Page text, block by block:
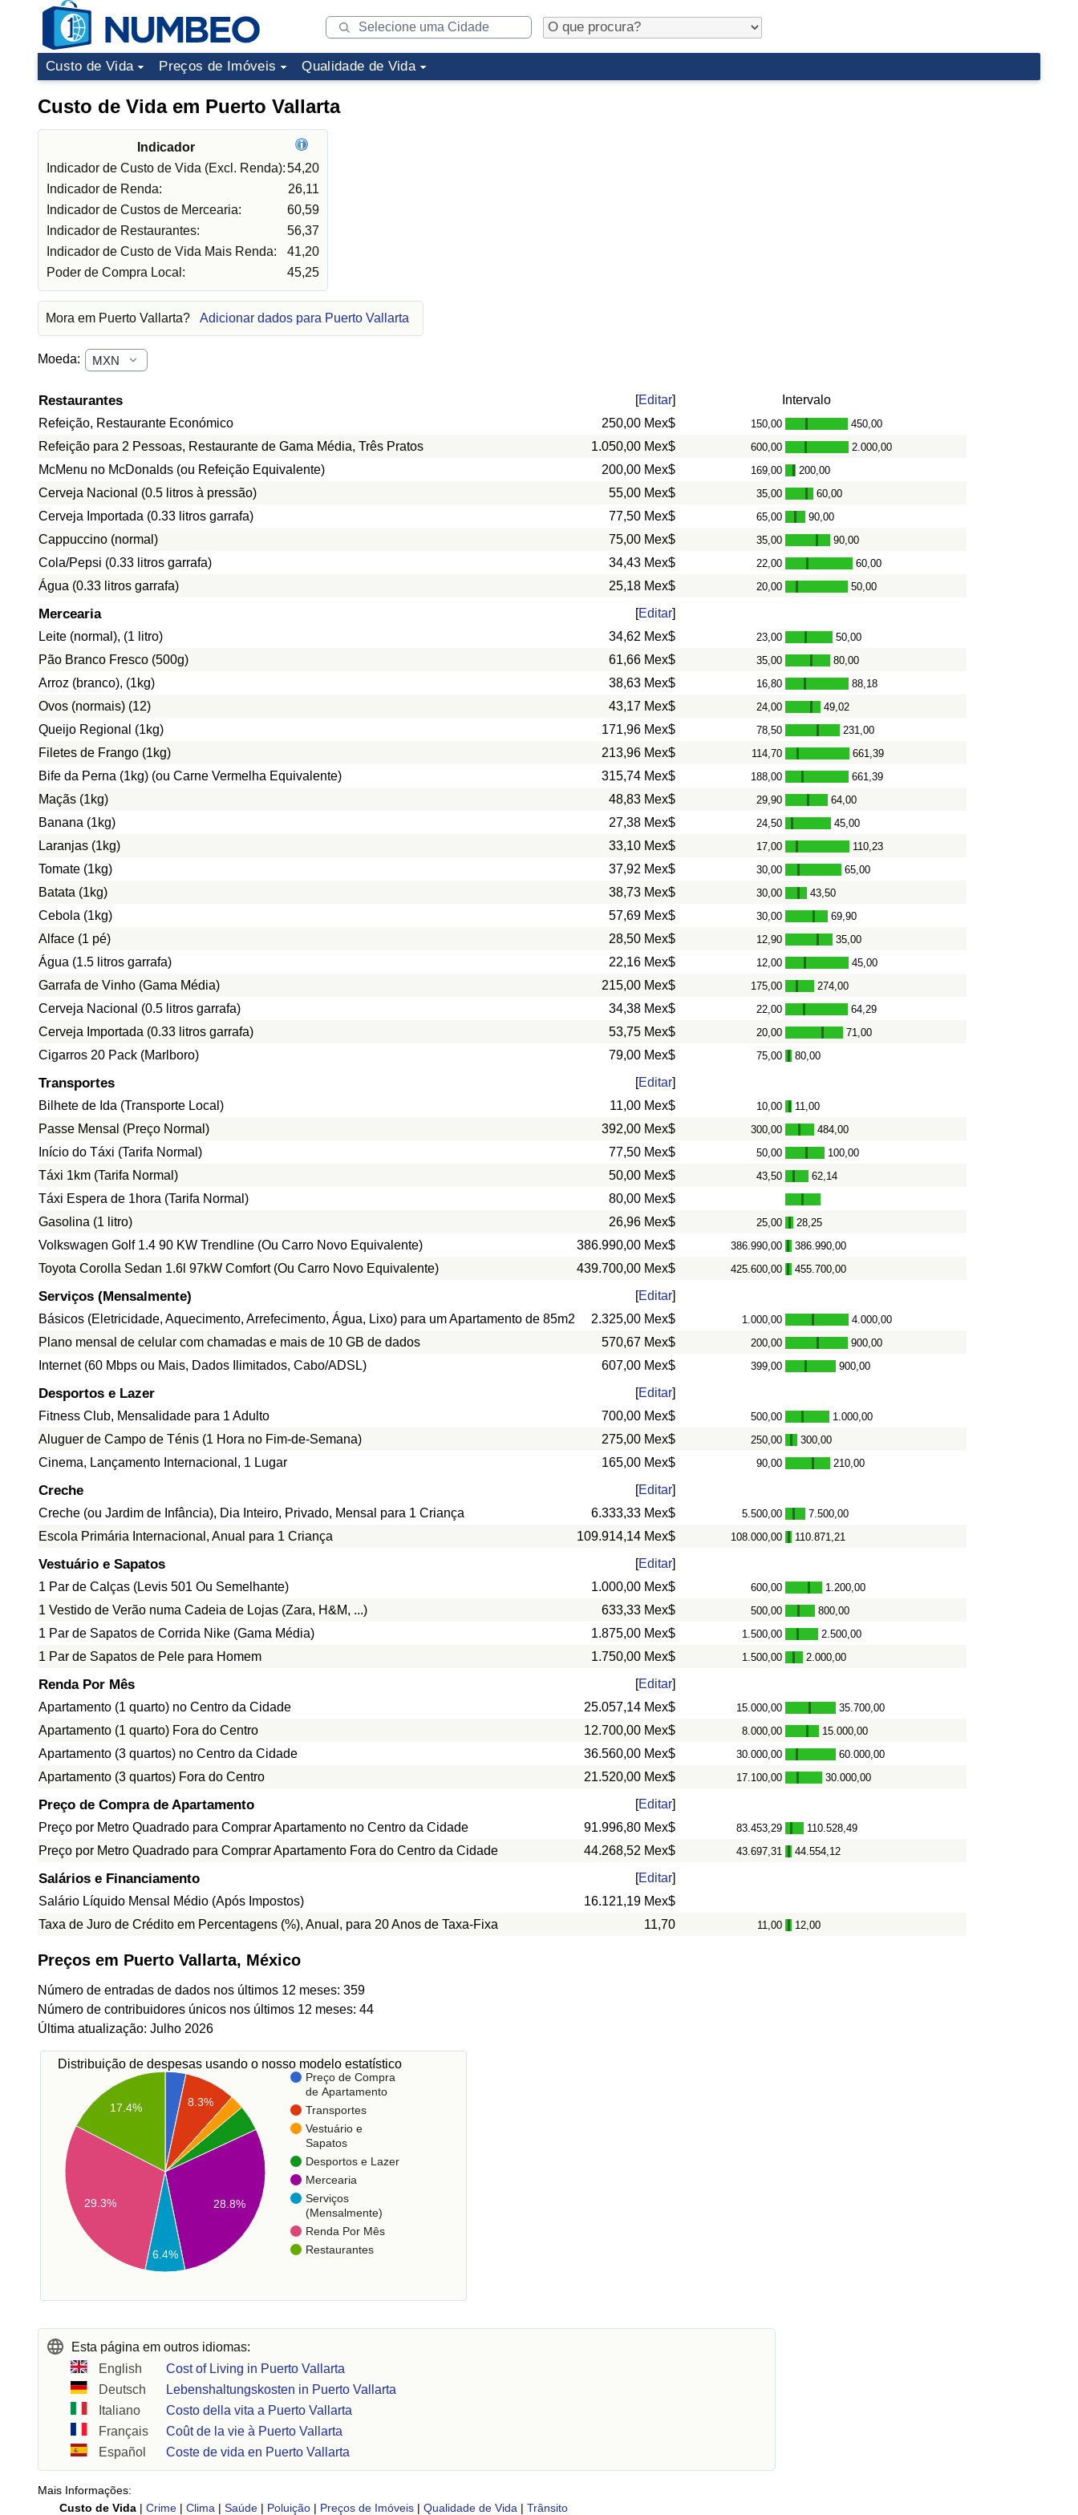
Custo de Vida Preços de Imóveis Qualidade de Vida
Custo de Vida em Puerto Vallarta
Indicador
Indicador de Custo de Vida (Excl. Renda):54,20
Indicador de Renda:
26,11
Indicador de Custos de Mercearia:
60,59
Indicador de Restaurantes:
56,37
Indicador de Custo de Vida Mais Renda:
41,20
Poder de Compra Local:
45,25
Mora em Puerto Vallarta? Adicionar dados para Puerto Vallarta
Moeda:
Restaurantes [Editar]
Intervalo
Refeição, Restaurante Económico
250,00 Mex$ 150,00 - 450,00
Refeição para 2 Pessoas, Restaurante de Gama Média, Três Pratos 1.050,00 Mex$ 600,00 - 2.000,00
McMenu no McDonalds (ou Refeição Equivalente) 200,00 Mex$ 169,00 - 200,00
Cerveja Nacional (0.5 litros à pressão) 55,00 Mex$ 35,00 - 60,00
Cerveja Importada (0.33 litros garrafa) 77,50 Mex$ 65,00 - 90,00
Cappuccino (normal) 75,00 Mex$ 35,00 - 90,00
Cola/Pepsi (0.33 litros garrafa) 34,43 Mex$ 22,00 - 60,00
Água (0.33 litros garrafa) 25,18 Mex$ 20,00 - 50,00
Mercearia [Editar]
Leite (normal), (1 litro)
34,62 Mex$ 23,00 - 50,00
Pão Branco Fresco (500g) 61,66 Mex$ 35,00 - 80,00
Arroz (branco), (1kg) 38,63 Mex$ 16,80 - 88,18
Ovos (normais) (12) 43,17 Mex$ 24,00 - 49,02
Queijo Regional (1kg) 171,96 Mex$ 78,50 - 231,00
Filetes de Frango (1kg) 213,96 Mex$ 114,70 - 661,39
Bife da Perna (1kg) (ou Carne Vermelha Equivalente) 315,74 Mex$ 188,00 - 661,39
Maçãs (1kg) 48,83 Mex$ 29,90 - 64,00
Banana (1kg) 27,38 Mex$ 24,50 - 45,00
Laranjas (1kg) 33,10 Mex$ 17,00 - 110,23
Tomate (1kg) 37,92 Mex$ 30,00 - 65,00
Batata (1kg) 38,73 Mex$ 30,00 - 43,50
Cebola (1kg) 57,69 Mex$ 30,00 - 69,90
Alface (1 pé) 28,50 Mex$ 12,90 - 35,00
Água (1.5 litros garrafa) 22,16 Mex$ 12,00 - 45,00
Garrafa de Vinho (Gama Média) 215,00 Mex$ 175,00 - 274,00
Cerveja Nacional (0.5 litros garrafa) 34,38 Mex$ 22,00 - 64,29
Cerveja Importada (0.33 litros garrafa) 53,75 Mex$ 20,00 - 71,00
Cigarros 20 Pack (Marlboro) 79,00 Mex$ 75,00 - 80,00
Transportes [Editar]
Bilhete de Ida (Transporte Local)
11,00 Mex$ 10,00 - 11,00
Passe Mensal (Preço Normal) 392,00 Mex$ 300,00 - 484,00
Início do Táxi (Tarifa Normal) 77,50 Mex$ 50,00 - 100,00
Táxi 1km (Tarifa Normal) 50,00 Mex$ 43,50 - 62,14
Táxi Espera de 1hora (Tarifa Normal)
80,00 Mex$
Gasolina (1 litro)
26,96 Mex$ 25,00 - 28,25
Volkswagen Golf 1.4 90 KW Trendline (Ou Carro Novo Equivalente) 386.990,00 Mex$ 386.990,00 - 386.990,00
Toyota Corolla Sedan 1.6l 97kW Comfort (Ou Carro Novo Equivalente) 439.700,00 Mex$ 425.600,00 - 455.700,00
Serviços (Mensalmente) [Editar]
Básicos (Eletricidade, Aquecimento, Arrefecimento, Água, Lixo) para um Apartamento de 85m2
2.325,00 Mex$ 1.000,00 - 4.000,00
Plano mensal de celular com chamadas e mais de 10 GB de dados 570,67 Mex$ 200,00 - 900,00
Internet (60 Mbps ou Mais, Dados Ilimitados, Cabo/ADSL) 607,00 Mex$ 399,00 - 900,00
Desportos e Lazer [Editar]
Fitness Club, Mensalidade para 1 Adulto
700,00 Mex$ 500,00 - 1.000,00
Aluguer de Campo de Ténis (1 Hora no Fim-de-Semana) 275,00 Mex$ 250,00 - 300,00
Cinema, Lançamento Internacional, 1 Lugar 165,00 Mex$ 90,00 - 210,00
Creche [Editar]
Creche (ou Jardim de Infância), Dia Inteiro, Privado, Mensal para 1 Criança
6.333,33 Mex$ 5.500,00 - 7.500,00
Escola Primária Internacional, Anual para 1 Criança 109.914,14 Mex$ 108.000,00 - 110.871,21
Vestuário e Sapatos [Editar]
1 Par de Calças (Levis 501 Ou Semelhante)
1.000,00 Mex$ 600,00 - 1.200,00
1 Vestido de Verão numa Cadeia de Lojas (Zara, H&M, ...) 633,33 Mex$ 500,00 - 800,00
1 Par de Sapatos de Corrida Nike (Gama Média) 1.875,00 Mex$ 1.500,00 - 2.500,00
1 Par de Sapatos de Pele para Homem 1.750,00 Mex$ 1.500,00 - 2.000,00
Renda Por Mês [Editar]
Apartamento (1 quarto) no Centro da Cidade
25.057,14 Mex$ 15.000,00 - 35.700,00
Apartamento (1 quarto) Fora do Centro 12.700,00 Mex$ 8.000,00 - 15.000,00
Apartamento (3 quartos) no Centro da Cidade 36.560,00 Mex$ 30.000,00 - 60.000,00
Apartamento (3 quartos) Fora do Centro 21.520,00 Mex$ 17.100,00 - 30.000,00
Preço de Compra de Apartamento [Editar]
Preço por Metro Quadrado para Comprar Apartamento no Centro da Cidade
91.996,80 Mex$ 83.453,29 - 110.528,49
Preço por Metro Quadrado para Comprar Apartamento Fora do Centro da Cidade 44.268,52 Mex$ 43.697,31 - 44.554,12
Salários e Financiamento [Editar]
Salário Líquido Mensal Médio (Após Impostos)
16.121,19 Mex$
Taxa de Juro de Crédito em Percentagens (%), Anual, para 20 Anos de Taxa-Fixa
11,70 11,00 - 12,00
Preços em Puerto Vallarta, México
Número de entradas de dados nos últimos 12 meses: 359
Número de contribuidores únicos nos últimos 12 meses: 44
Última atualização: Julho 2026
Distribuição de despesas usando o nosso modelo estatístico
Preço de Compra
de Apartamento
Transportes
Vestuário e
Sapatos
Desportos e Lazer
Mercearia
Serviços
(Mensalmente)
Renda Por Mês
Restaurantes
8.3%
28.8%
17.4%
29.3%
6.4%
Esta página em outros idiomas:
English
Cost of Living in Puerto Vallarta
Deutsch
Lebenshaltungskosten in Puerto Vallarta
Italiano
Costo della vita a Puerto Vallarta
Français
Coût de la vie à Puerto Vallarta
Español
Coste de vida en Puerto Vallarta
Mais Informações:
Custo de Vida | Crime | Clima | Saúde | Poluição | Preços de Imóveis | Qualidade de Vida | Trânsito